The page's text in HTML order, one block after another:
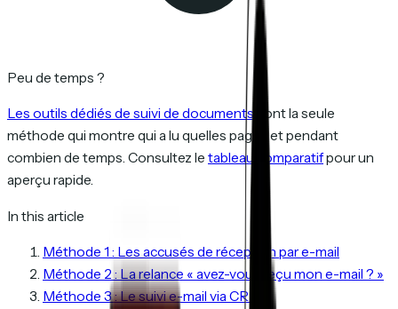
Peu de temps ?
Les outils dédiés de suivi de documents sont la seule
méthode qui montre qui a lu quelles pages et pendant
combien de temps. Consultez le tableau comparatifpour un
aperçu rapide.
In this article
Méthode 1 : Les accusés de réception par e-mail
Méthode 2 : La relance « avez-vous reçu mon e-mail ? »
Méthode 3 : Le suivi e-mail via CRM